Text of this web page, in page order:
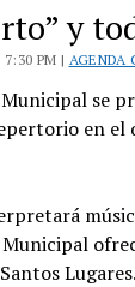
y
7:30 PM | AGENDA
se
en
Lugares.